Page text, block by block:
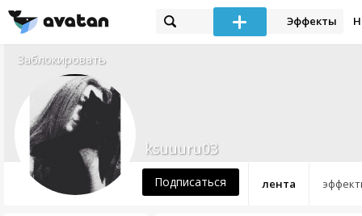
Эффекты
Заблокировать
лента
ksuuuru03
Подписаться